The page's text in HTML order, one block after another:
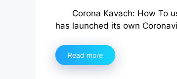
Corona Kavach: How To
has launched its own
Read more